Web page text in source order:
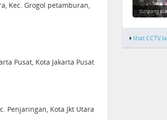
Kec. Grogol petamburan,
Pusat, Kota Jakarta Pusat
Penjaringan, Kota Jkt Utara
Simpang
lihat CCTV